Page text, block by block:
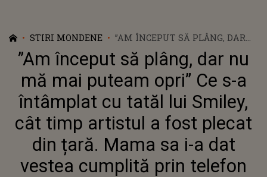
STIRI MONDENE
”AM ÎNCEPUT SĂ PLÂNG, DAR
NU MĂ MAI PUTEAM OPRI” CE
S-A ÎNTÂMPLAT CU TATĂL LUI
SMILEY, CÂT TIMP ARTISTUL A
FOST PLECAT DIN ȚARĂ. MAMA
SA I-A DAT VESTEA CUMPLITĂ
PRIN TELEFON
”Am început să plâng, dar nu
mă mai puteam opri” Ce s-a
întâmplat cu tatăl lui Smiley,
cât timp artistul a fost plecat
din țară. Mama sa i-a dat
vestea cumplită prin telefon